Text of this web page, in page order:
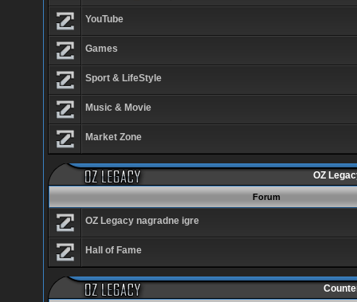
YouTube
Games
Sport & LifeStyle
Music & Movie
Market Zone
OZ
Forum
OZ Legacy nagradne igre
Hall of Fame